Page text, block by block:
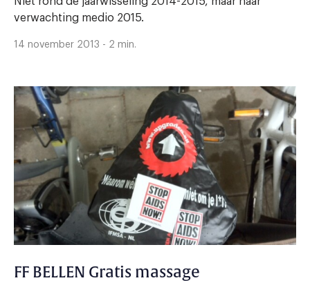
verwachting medio 2015.
14 november 2013 - 2 min.
FF BELLEN Gratis massage